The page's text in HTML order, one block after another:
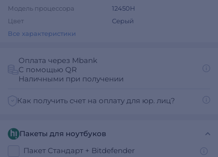
Модель процессора
12450H
Цвет
Серый
Все характеристики
Оплата через Mbank
С помощью QR
Наличными при получении
Как получить счет на оплату для юр. лиц?
Пакеты для ноутбуков
Пакет Стандарт + Bitdefender